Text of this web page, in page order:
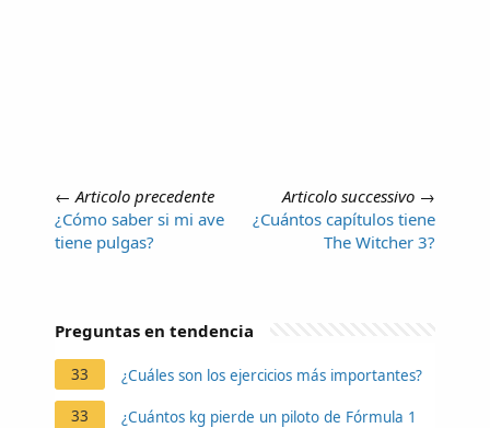
← Articolo precedente
¿Cómo saber si mi ave
tiene pulgas?
Articolo successivo →
¿Cuántos capítulos tiene
The Witcher 3?
Preguntas en tendencia
33 ¿Cuáles son los ejercicios más importantes?
33
¿Cuántos kg pierde un piloto de Fórmula 1